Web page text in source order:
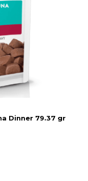
Dinner 79.37 gr